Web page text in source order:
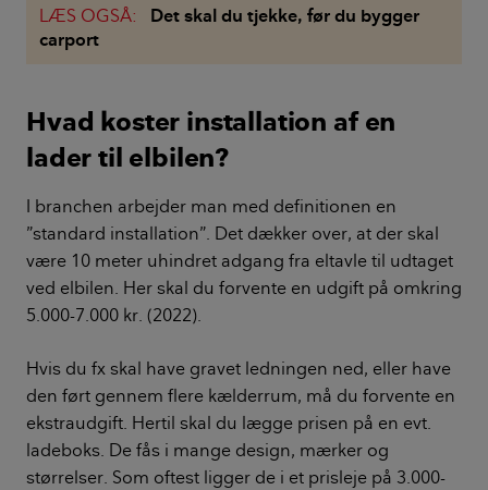
LÆS OGSÅ:
Det skal du tjekke, før du bygger
carport
Hvad koster installation af en
lader til elbilen?
I branchen arbejder man med definitionen en
”standard installation”. Det dækker over, at der skal
være 10 meter uhindret adgang fra eltavle til udtaget
ved elbilen. Her skal du forvente en udgift på omkring
5.000-7.000 kr. (2022).
Hvis du fx skal have gravet ledningen ned, eller have
den ført gennem flere kælderrum, må du forvente en
ekstraudgift. Hertil skal du lægge prisen på en evt.
ladeboks. De fås i mange design, mærker og
størrelser. Som oftest ligger de i et prisleje på 3.000-